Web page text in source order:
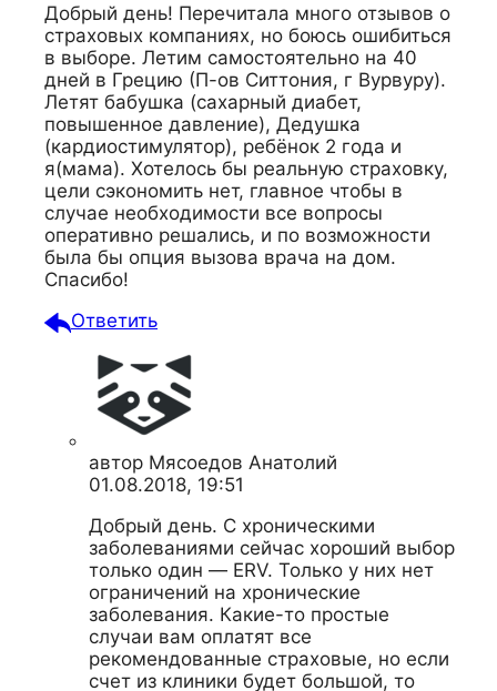
Добрый день! Перечитала много отзывов о
страховых компаниях, но боюсь ошибиться
в выборе. Летим самостоятельно на 40
дней в Грецию (П-ов Ситтония, г Вурвуру).
Летят бабушка (сахарный диабет,
повышенное давление), Дедушка
(кардиостимулятор), ребёнок 2 года и
я(мама). Хотелось бы реальную страховку,
цели сэкономить нет, главное чтобы в
случае необходимости все вопросы
оперативно решались, и по возможности
была бы опция вызова врача на дом.
Спасибо!
Ответить
автор Мясоедов Анатолий
01.08.2018, 19:51
Добрый день. С хроническими
заболеваниями сейчас хороший выбор
только один — ERV. Только у них нет
ограничений на хронические
заболевания. Какие-то простые
случаи вам оплатят все
рекомендованные страховые, но если
счет из клиники будет большой, то